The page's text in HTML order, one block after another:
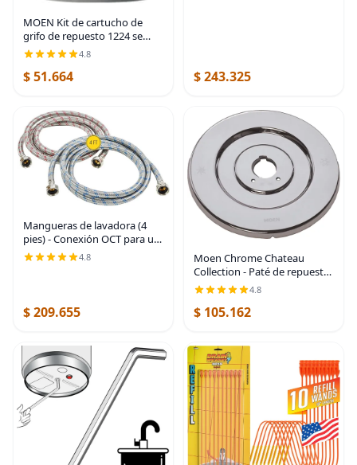
MOEN Kit de cartucho de
grifo de repuesto 1224 se
adapta a la mayoría de grifos
MOEN de doble mango y
bañera/duchas
4.8
$ 51.664 $ 243.325
Mangueras de lavadora (4
pies) - Conexión OCT para un
ajuste fácil y seguro - Ajuste
universal para todas las
4.8
$ 209.655
Moen Chrome Chateau
Collection - Paté de repuesto
para grifos de bañera y
ducha con un solo mango,
16090
4.8
$ 105.162